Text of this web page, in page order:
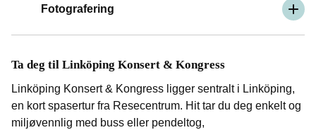
Fotografering
Ta deg til Linköping Konsert & Kongress
Linköping Konsert & Kongress ligger sentralt i Linköping,
en kort spasertur fra Resecentrum. Hit tar du deg enkelt og
miljøvennlig med buss eller pendeltog,